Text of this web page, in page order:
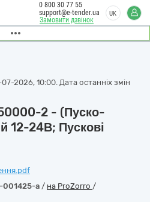
Замовити дзвінок
0 800 30 77 55
support@e-tender.ua
UK
2026, 10:00. Дата останніх змін
2 - (Пуско-
12-24В; Пускові
001425-a / на ProZorro /